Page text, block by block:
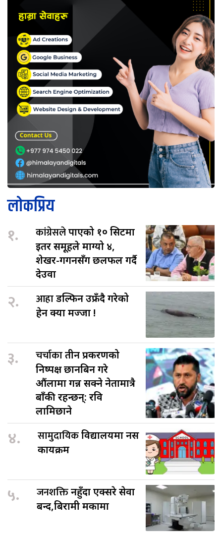
लोकप्रिय
१. कांग्रेसलेपाएको १० सिटमा
इतर समूहले माग्यो ४,
शेखर-गगनसँग छलफल गर्दै
देउवा
२. आहाडल्फिन उफ्रँदै गरेको
हेर्न क्या मज्जा !
३. चर्चाकातीन प्रकरणको
निष्पक्ष छानबिन गरे
औंलामा गन्न सक्ने नेतामात्रै
बाँकी रहन्छन्: रवि
लामिछाने
४. सामुदायिकविद्यालयमा नर्स
कार्यक्रम
५. जनशक्तिनहुँदा एक्सरे सेवा
बन्द,बिरामी मर्कामा